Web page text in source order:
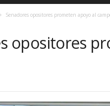
Senadores opositores prometen apoyo al
opositores